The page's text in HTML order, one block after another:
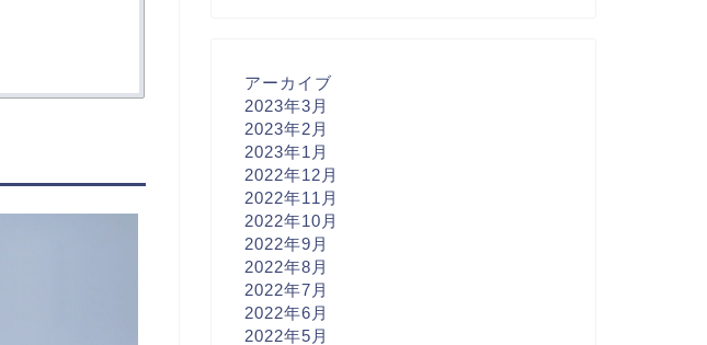
アーカイブ
2023年3月
2023年2月
2023年1月
2022年12月
2022年11月
2022年10月
2022年9月
2022年8月
2022年7月
2022年6月
2022年5月